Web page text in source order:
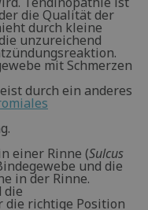
die Qualität der
durch kleine
unzureichend
mit Schmerzen
durch ein anderes
einer Rinne (Sulcus
und die
in der Rinne.
die
die richtige Position